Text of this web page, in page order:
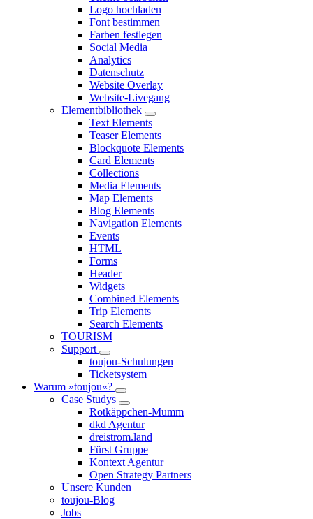
Logo hochladen
Font bestimmen
Farben festlegen
Social Media
Analytics
Datenschutz
Website Overlay
Website-Livegang
Elementbibliothek
Text Elements
Teaser Elements
Blockquote Elements
Card Elements
Collections
Media Elements
Map Elements
Blog Elements
Navigation Elements
Events
HTML
Forms
Header
Widgets
Combined Elements
Trip Elements
Search Elements
TOURISM
Support
toujou-Schulungen
Ticketsystem
Warum »toujou«?
Case Studys
Rotkäppchen-Mumm
dkd Agentur
dreistrom.land
Fürst Gruppe
Kontext Agentur
Open Strategy Partners
Unsere Kunden
toujou-Blog
Jobs